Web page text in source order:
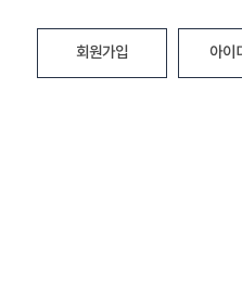
회원가입 아이